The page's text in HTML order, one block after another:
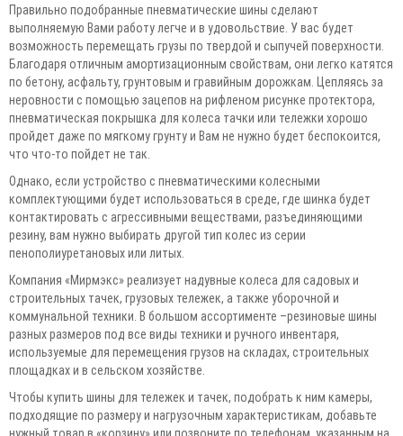
Правильно подобранные пневматические шины сделают
выполняемую Вами работу легче и в удовольствие. У вас будет
возможность перемещать грузы по твердой и сыпучей поверхности.
Благодаря отличным амортизационным свойствам, они легко катятся
по бетону, асфальту, грунтовым и гравийным дорожкам. Цепляясь за
неровности с помощью зацепов на рифленом рисунке протектора,
пневматическая покрышка для колеса тачки или тележки хорошо
пройдет даже по мягкому грунту и Вам не нужно будет беспокоится,
что что-то пойдет не так.
Однако, если устройство с пневматическими колесными
комплектующими будет использоваться в среде, где шинка будет
контактировать с агрессивными веществами, разъединяющими
резину, вам нужно выбирать другой тип колес из серии
пенополиуретановых или литых.
Компания «Мирмэкс» реализует надувные колеса для садовых и
строительных тачек, грузовых тележек, а также уборочной и
коммунальной техники. В большом ассортименте –резиновые шины
разных размеров под все виды техники и ручного инвентаря,
используемые для перемещения грузов на складах, строительных
площадках и в сельском хозяйстве.
Чтобы купить шины для тележек и тачек, подобрать к ним камеры,
подходящие по размеру и нагрузочным характеристикам, добавьте